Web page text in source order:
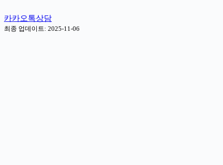
카카오톡상담
최종 업데이트: 2025-11-06